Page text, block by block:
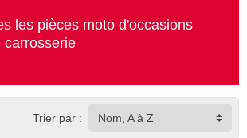
les pièces moto d'occasions
carrosserie
Trier par : Nom, A à Z